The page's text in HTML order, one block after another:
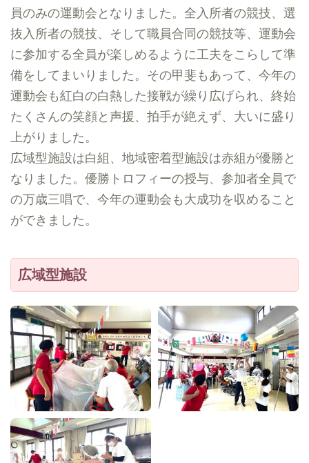
員のみの運動会となりました。全入所者の競技、選
抜入所者の競技、そして職員合同の競技等、運動会
に参加する全員が楽しめるように工夫をこらして準
備をしてまいりました。その甲斐もあって、今年の
運動会も紅白の白熱した接戦が繰り広げられ、終始
たくさんの笑顔と声援、拍手が絶えず、大いに盛り
上がりました。
広域型施設は白組、地域密着型施設は赤組が優勝と
なりました。優勝トロフィーの授与、参加者全員で
の万歳三唱で、今年の運動会も大成功を収めること
ができました。
広域型施設